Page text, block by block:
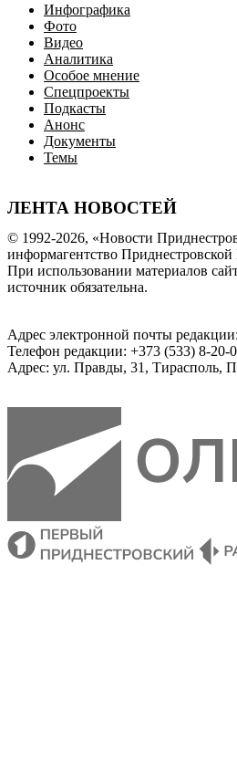
Инфографика
Фото
Видео
Аналитика
Особое мнение
Спецпроекты
Подкасты
Анонс
Документы
Темы
ЛЕНТА НОВОСТЕЙ
© 1992-2026, «Новости
информагентство
При использовании материалов
источник обязательна.
Адрес электронной почты
Телефон редакции: +373 (533) 8-20-
Адрес: ул. Правды, 31, Тирасполь,